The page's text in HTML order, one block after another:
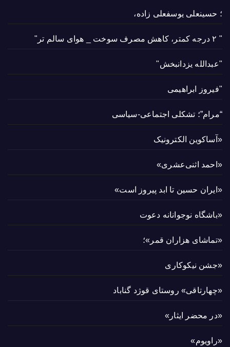
؛ حسینعلی یوسفعلی زاده،
" ۲ درجه کمتر، کاهش مصرف سوخت _ هوای سالم تر"
"عبدالله یزدانبخش"
"فیروز ابراهیمی
“مرام”؛ تشکلی اجتماعی-سیاسی
«آساکوین الکترونیک
«احمد اثنی‌عشری»
«ایران حسین تا ابد پیروز است»
«باشگاه نوجوانانه دعوت
«تماشای هزاران قمر»؛
«جشن نیکوکاری
«چهارتاقی» روستای قوژد گناباد
«در محضر ایثار»
«راویوم»